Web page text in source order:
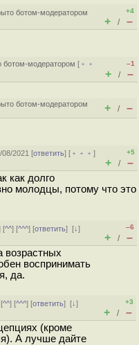
ботом-модератором
+4
+ / –
ботом-модератором [ ﹢﹢
–1
+ / –
ботом-модератором
+ / –
08/2021 [ответить] [ ﹢﹢﹢]
+5
+ / –
как долго
молодцы, потому что это
[^^] [^^^] [ответить][↓]
–6
+ / –
возрастных
воспринимать
да.
^^] [^^^] [ответить][↓]
+3
+ / –
(кроме
А лучше дайте